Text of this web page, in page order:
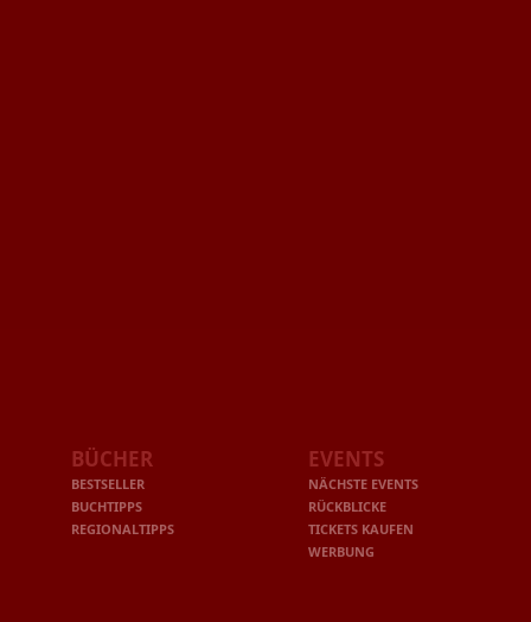
BÜCHER
BESTSELLER
BUCHTIPPS
REGIONALTIPPS
EVENTS
NÄCHSTE EVENTS
RÜCKBLICKE
TICKETS KAUFEN
WERBUNG